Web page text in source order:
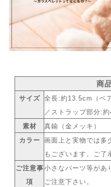
商
サイズ 全長:約13.5cm（ベ
／ストラップ部分:
素材
真鍮（金メッキ）
カラー
画面上と実物では多
もございます。ご了
ご注意事
項
小さなパーツ等があ
ご注意下さい。